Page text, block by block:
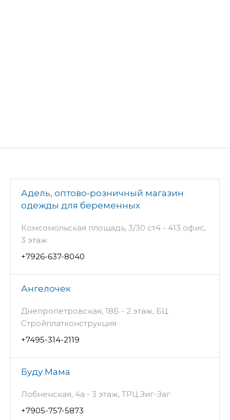
Адель, оптово-розничный магазин
одежды для беременных
Комсомольская площадь, 3/30 ст4 - 413 офис,
3 этаж
+7926-637-8040
Ангелочек
Днепропетровская, 18Б - 2 этаж, БЦ
Стройплатконструкция
+7495-314-2119
Буду Мама
Лобненская, 4а - 3 этаж, ТРЦ Зиг-Заг
+7905-757-5873